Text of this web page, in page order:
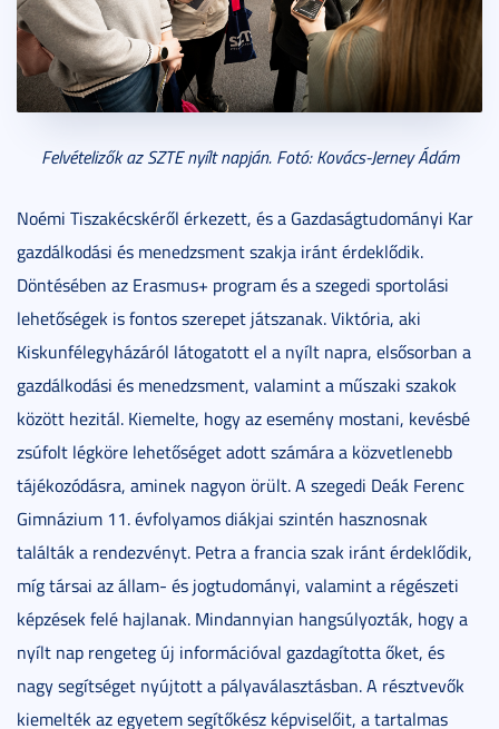
Felvételizők az SZTE nyílt napján. Fotó: Kovács-Jerney Ádám
Noémi Tiszakécskéről érkezett, és a Gazdaságtudományi Kar
gazdálkodási és menedzsment szakja iránt érdeklődik.
Döntésében az Erasmus+ program és a szegedi sportolási
lehetőségek is fontos szerepet játszanak. Viktória, aki
Kiskunfélegyházáról látogatott el a nyílt napra, elsősorban a
gazdálkodási és menedzsment, valamint a műszaki szakok
között hezitál. Kiemelte, hogy az esemény mostani, kevésbé
zsúfolt légköre lehetőséget adott számára a közvetlenebb
tájékozódásra, aminek nagyon örült. A szegedi Deák Ferenc
Gimnázium 11. évfolyamos diákjai szintén hasznosnak
találták a rendezvényt. Petra a francia szak iránt érdeklődik,
míg társai az állam- és jogtudományi, valamint a régészeti
képzések felé hajlanak. Mindannyian hangsúlyozták, hogy a
nyílt nap rengeteg új információval gazdagította őket, és
nagy segítséget nyújtott a pályaválasztásban. A résztvevők
kiemelték az egyetem segítőkész képviselőit, a tartalmas